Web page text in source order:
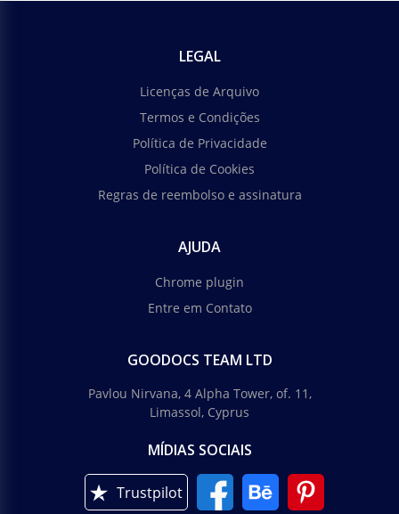
LEGAL
Licenças de Arquivo
Termos e Condições
Política de Privacidade
Política de Cookies
Regras de reembolso e assinatura
AJUDA
Chrome plugin
Entre em Contato
GOODOCS TEAM LTD
Pavlou Nirvana, 4 Alpha Tower, of. 11,
Limassol, Cyprus
MÍDIAS SOCIAIS
Trustpilot